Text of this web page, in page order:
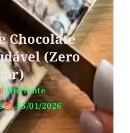
Chocolate
(Zero
Iniciante
15/01/2026